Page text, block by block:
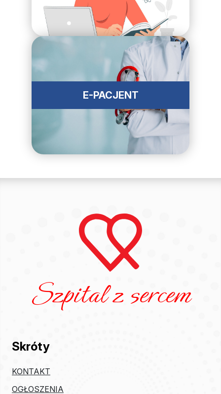
E-PACJENT
Szpital z sercem
Skróty
KONTAKT
OGŁOSZENIA